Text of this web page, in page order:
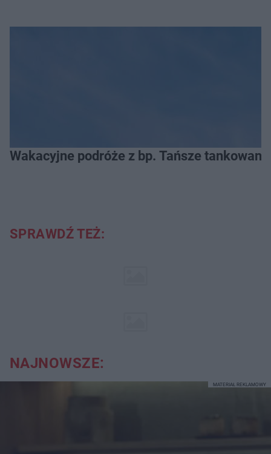
Wakacyjne podróże z bp. Tańsze
SPRAWDŹ TEŻ:
NAJNOWSZE:
MATERIAŁ REKLAMOWY